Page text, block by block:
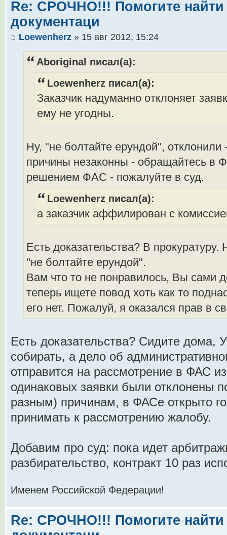
Re: СРОЧНО!!! Помогите найти
документаци
Loewenherz » 15 авг 2012, 15:24
Aboriginal писал(а):
Loewenherz писал(а):
Заказчик надуманно отклоняет
ему не угодны.
Ну, "не болтайте ерундой", отклонили
причины незаконны - обращайтесь в
решением ФАС - пожалуйте в суд.
Loewenherz писал(а):
а заказчик аффилирован с
Есть доказательства? В
"не болтайте ерундой".
Вам что то не понравилось, Вы сами
теперь ищете повод хоть как то
его нет. Пожалуй, я оказался прав в
Есть доказательства? Сидите
собирать, а дело об
отправится на рассмотрение в ФАС
одинаковых заявки были отклонены
разным) причинам, в ФАСе открыто
принимать к рассмотрению жалобу.
Добавим про суд: пока идет
разбирательство, контракт 10 раз
Именем Российской Федерации!
Re: СРОЧНО!!! Помогите найти